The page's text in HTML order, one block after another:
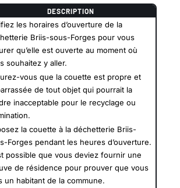
DESCRIPTION
les horaires d’ouverture de la
Briis-sous-Forges pour vous
qu’elle est ouverte au moment où
souhaitez y aller.
vous que la couette est propre et
de tout objet qui pourrait la
inacceptable pour le recyclage ou
la couette à la déchetterie Briis-
Forges pendant les heures d’ouverture.
possible que vous deviez fournir une
de résidence pour prouver que vous
un habitant de la commune.